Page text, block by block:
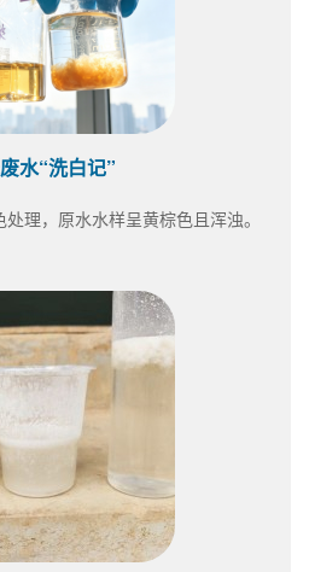
水“洗白记”
理，原水水样呈黄棕色且浑浊。